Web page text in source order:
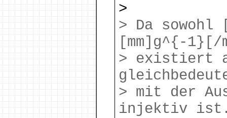
>
> Da sowohl
[mm]g^{-
> existiert
> mit der
injektiv